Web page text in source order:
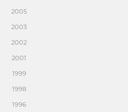
2005
2003
2002
2001
1999
1998
1996